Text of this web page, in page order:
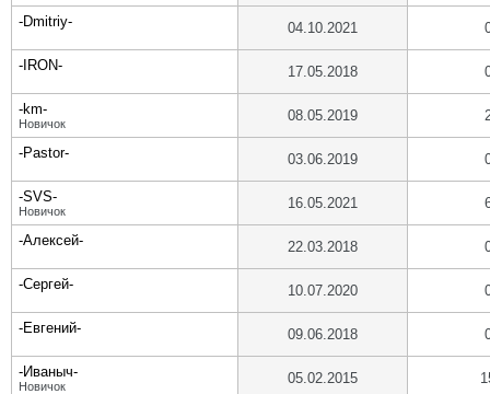
-Dmitriy- 04.10.2021
-IRON- 17.05.2018
-km-
Новичок 08.05.2019
-Pastor- 03.06.2019
-SVS-
Новичок 16.05.2021
-Алексей- 22.03.2018
-Сергей- 10.07.2020
-Евгений- 09.06.2018
-Иваныч-
Новичок 05.02.2015